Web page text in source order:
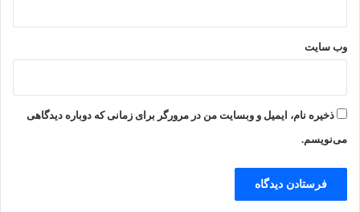
وب‌ سایت
ذخیره نام، ایمیل و وبسایت من در مرورگر برای زمانی که دوباره دیدگاهی
می‌نویسم.